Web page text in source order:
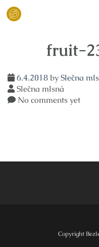
Skip
fruit-
6.4.2018bySlečna
Slečna mlsná
No comments yet
Copyright